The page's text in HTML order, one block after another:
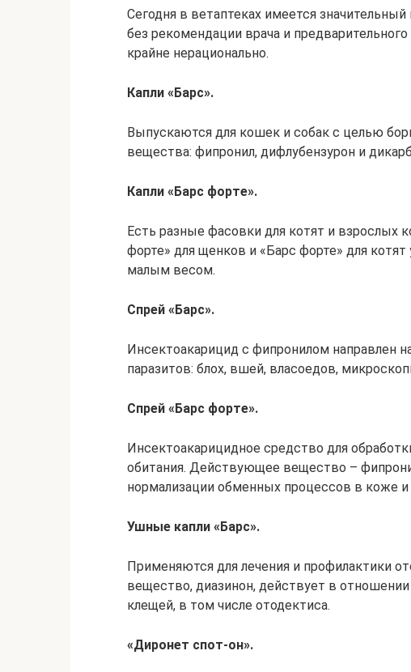
Сегодня в ветаптеках имеется
без рекомендации врача и
крайне нерационально.
Капли «Барс».
Выпускаются для кошек и собак с целью
вещества: фипронил, дифлубензурон и
Капли «Барс форте».
Есть разные фасовки для котят и взрослых
форте» для щенков и «Барс форте» для
малым весом.
Спрей «Барс».
Инсектоакарицид с фипронилом направлен
паразитов: блох, вшей, власоедов,
Спрей «Барс форте».
Инсектоакарицидное средство для
обитания. Действующее вещество –
нормализации обменных процессов в коже
Ушные капли «Барс».
Применяются для лечения и профилактики
вещество, диазинон, действует в
клещей, в том числе отодектиса.
«Диронет спот-он».